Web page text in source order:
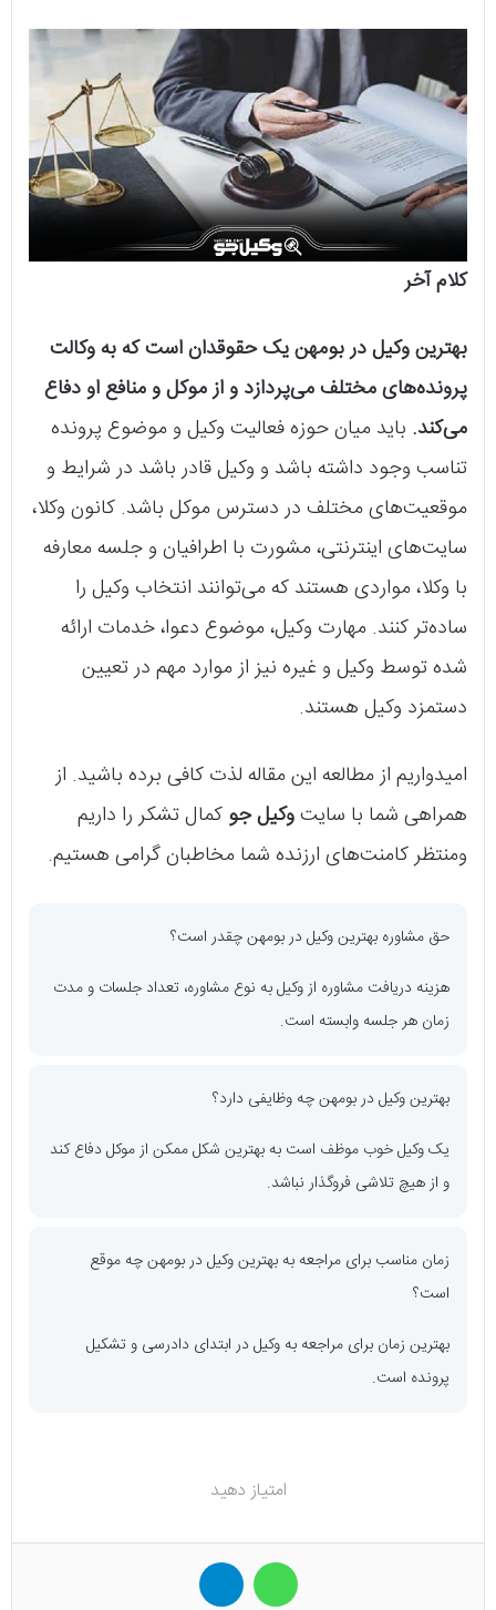
کلام آخر
بهترین وکیل در بومهن یک حقوقدان است که به وکالت
پرونده‌های مختلف می‌پردازد و از موکل و منافع او‌ دفاع
می‌کند. باید میان حوزه فعالیت وکیل و موضوع پرونده
تناسب وجود داشته باشد و وکیل قادر باشد در شرایط و
موقعیت‌های مختلف در دسترس موکل باشد. کانون وکلا،
سایت‌های اینترنتی، مشورت با اطرافیان و جلسه معارفه
با وکلا، مواردی هستند که می‌توانند انتخاب وکیل را
ساده‌تر کنند. مهارت وکیل، موضوع دعوا، خدمات ارائه
شده توسط وکیل و غیره نیز از موارد مهم در تعیین
دستمزد وکیل هستند.
امیدواریم از مطالعه این مقاله لذت کافی برده باشید. از
همراهی شما با سایتوکیل جو کمال تشکر را داریم
و‌منتظر کامنت‌های ارزنده شما مخاطبان گرامی هستیم.
حق مشاوره بهترین وکیل در بومهن چقدر است؟
هزینه دریافت مشاوره از وکیل به نوع مشاوره، تعداد جلسات و مدت
زمان هر جلسه وابسته است.
بهترین وکیل در بومهن چه وظایفی دارد؟
یک وکیل خوب موظف است به بهترین شکل ممکن از موکل دفاع کند
و از هیچ تلاشی فروگذار نباشد.
زمان مناسب برای مراجعه به بهترین وکیل در بومهن چه موقع
است؟
بهترین زمان برای مراجعه به وکیل در ابتدای دادرسی و تشکیل
پرونده است.
امتیاز دهید
واتس آپ